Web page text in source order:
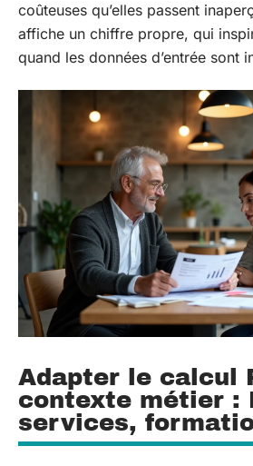
coûteuses qu’elles passent
affiche un chiffre propre, qui
quand les données d’entrée sont
Adapter le calcul
contexte métier :
services,